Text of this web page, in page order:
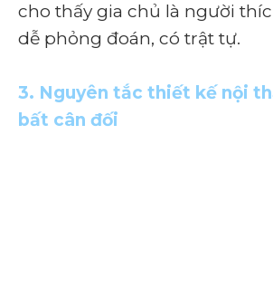
cho thấy gia chủ là người
dễ phỏng đoán, có trật tự.
3. Nguyên tắc thiết kế nội
bất cân đối